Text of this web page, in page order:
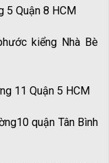
5 Quận 8 HCM
kiểng Nhà Bè
11 Quận 5 HCM
quận Tân Bình